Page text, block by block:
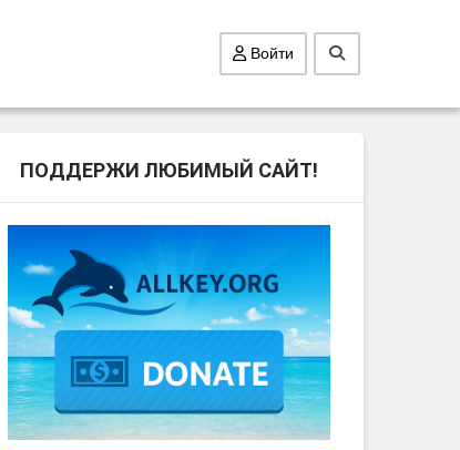
Войти
ПОДДЕРЖИ ЛЮБИМЫЙ САЙТ!